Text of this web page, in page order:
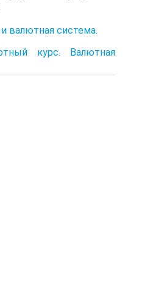
валютная система.
курс. Валютная